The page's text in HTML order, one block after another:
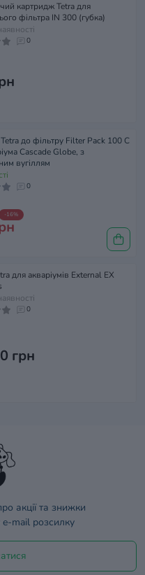
картридж Tetra для
фільтра IN 300 (губка)
0
до фільтру Filter Pack 100 C
Cascade Globe, з
вугіллям
0
-16%
для акваріумів External EX
0
грн
акції та знижки
mail розсилку